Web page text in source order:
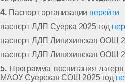
4. Паспорт организации перейти
паспорт ЛДП Суерка 2025 год
паспорт ЛДП Липихинская ООШ
паспорт ЛДП Липихинская ООШ
5. Программа воспитания
МАОУ Суерская СОШ 2025 год